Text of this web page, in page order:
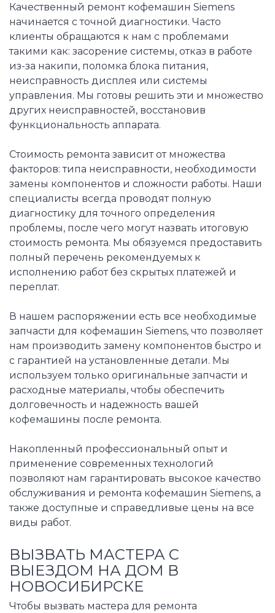
Качественный ремонт кофемашин Siemens
начинается с точной диагностики. Часто
клиенты обращаются к нам с проблемами
такими как: засорение системы, отказ в работе
из-за накипи, поломка блока питания,
неисправность дисплея или системы
управления. Мы готовы решить эти и множество
других неисправностей, восстановив
функциональность аппарата.
Стоимость ремонта зависит от множества
факторов: типа неисправности, необходимости
замены компонентов и сложности работы. Наши
специалисты всегда проводят полную
диагностику для точного определения
проблемы, после чего могут назвать итоговую
стоимость ремонта. Мы обязуемся предоставить
полный перечень рекомендуемых к
исполнению работ без скрытых платежей и
переплат.
В нашем распоряжении есть все необходимые
запчасти для кофемашин Siemens, что позволяет
нам производить замену компонентов быстро и
с гарантией на установленные детали. Мы
используем только оригинальные запчасти и
расходные материалы, чтобы обеспечить
долговечность и надежность вашей
кофемашины после ремонта.
Накопленный профессиональный опыт и
применение современных технологий
позволяют нам гарантировать высокое качество
обслуживания и ремонта кофемашин Siemens, а
также доступные и справедливые цены на все
виды работ.
ВЫЗВАТЬ МАСТЕРА С
ВЫЕЗДОМ НА ДОМ В
НОВОСИБИРСКЕ
Чтобы вызвать мастера для ремонта